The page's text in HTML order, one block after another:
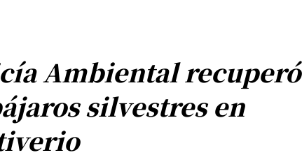
Ambiental recuperó
silvestres en